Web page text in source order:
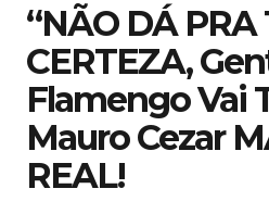
“NÃO DÁ PRA
CERTEZA,
Flamengo Vai
Mauro Cezar
REAL!